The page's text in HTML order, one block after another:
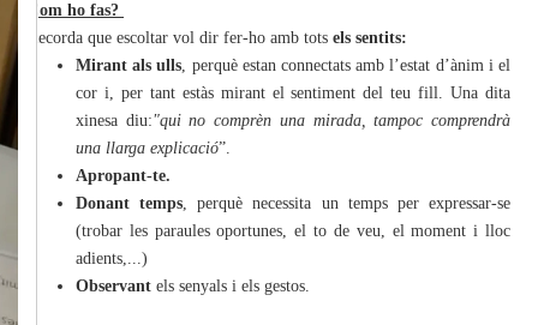
Com ho fas?
Recorda que escoltar vol dir fer-ho amb tots els sentits:
Mirant als ulls, perquè estan connectats amb l’estat d’ànim i el
cor i, per tant estàs mirant el sentiment del teu fill. Una dita
xinesa diu:"qui no comprèn una mirada, tampoc comprendrà
una llarga explicació”.
Apropant-te.
Donant temps, perquè necessita un temps per expressar-se
(trobar les paraules oportunes, el to de veu, el moment i lloc
adients,...)
Observant els senyals i els gestos.